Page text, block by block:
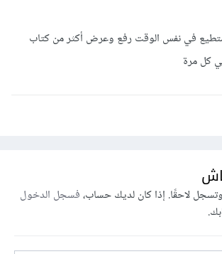
في نفس الوقت رفع وعرض أكثر من كتاب
كل مرة
لاحقًا. إذا كان لديك حساب،فسجل الدخول